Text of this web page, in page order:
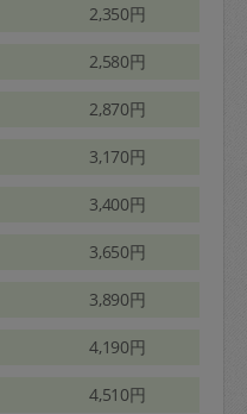
2,350円
2,580円
2,870円
3,170円
3,400円
3,650円
3,890円
4,190円
4,510円